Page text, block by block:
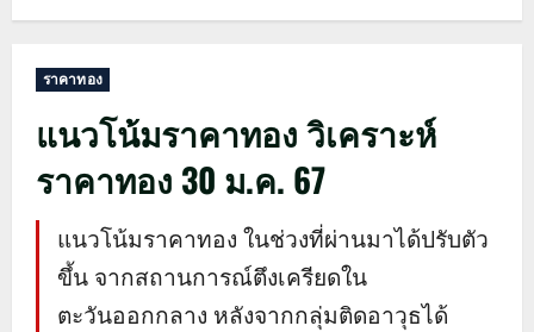
ราคาทอง
แนวโน้มราคาทอง วิเคราะห์
ราคาทอง 30 ม.ค. 67
แนวโน้มราคาทอง ในช่วงที่ผ่านมาได้ปรับตัว
ขึ้น จากสถานการณ์ตึงเครียดใน
ตะวันออกกลาง หลังจากกลุ่มติดอาวุธได้